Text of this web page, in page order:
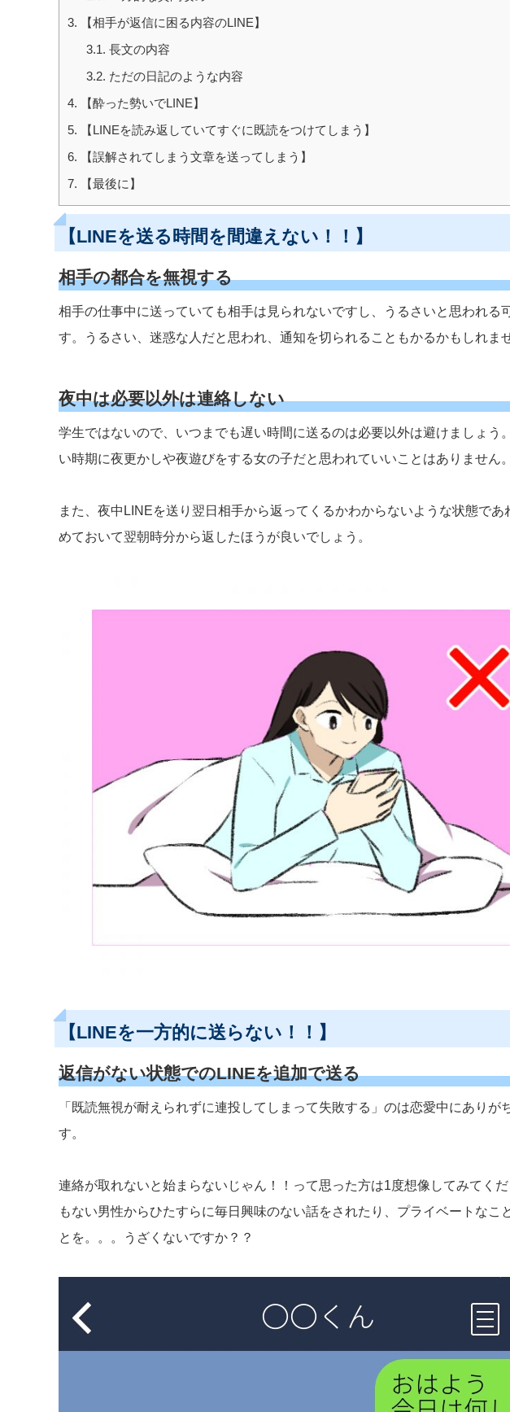
3. 【相手が返信に困る内容のLINE】
3.1. 長文の内容
3.2. ただの日記のような内容
4. 【酔った勢いでLINE】
5. 【LINEを読み返していてすぐに既読をつけてしまう】
6. 【誤解されてしまう文章を送ってしまう】
7. 【最後に】
【LINEを送る時間を間違えない！！】
相手の都合を無視する
相手の仕事中に送っていても相手は見られないですし、うるさいと思われる
す。うるさい、迷惑な人だと思われ、通知を切られることもかるかもしれま
夜中は必要以外は連絡しない
学生ではないので、いつまでも遅い時間に送るのは必要以外は避けましょう
い時期に夜更かしや夜遊びをする女の子だと思われていいことはありません。
また、夜中LINEを送り翌日相手から返ってくるかわからないような状態であ
めておいて翌朝時分から返したほうが良いでしょう。
【LINEを一方的に送らない！！】
返信がない状態でのLINEを追加で送る
「既読無視が耐えられずに連投してしまって失敗する」のは恋愛中にありが
す。
連絡が取れないと始まらないじゃん！！って思った方は1度想像してみてく
もない男性からひたすらに毎日興味のない話をされたり、プライベートなこ
とを。。。うざくないですか？？